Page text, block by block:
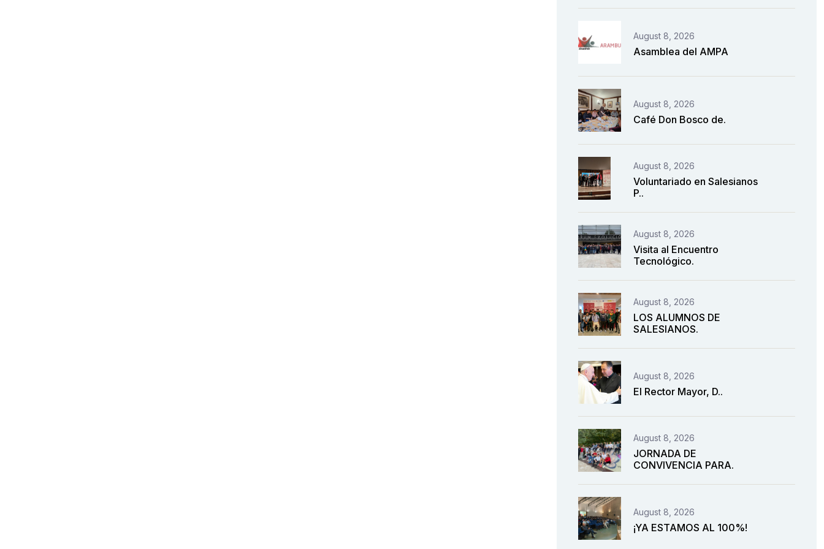
August 8, 2026
Asamblea del AMPA
August 8, 2026
Café Don Bosco de.
August 8, 2026
Voluntariado en Salesianos
P..
August 8, 2026
Visita al Encuentro
Tecnológico.
August 8, 2026
LOS ALUMNOS DE
SALESIANOS.
August 8, 2026
El Rector Mayor, D..
August 8, 2026
JORNADA DE
CONVIVENCIA PARA.
August 8, 2026
¡YA ESTAMOS AL 100%!